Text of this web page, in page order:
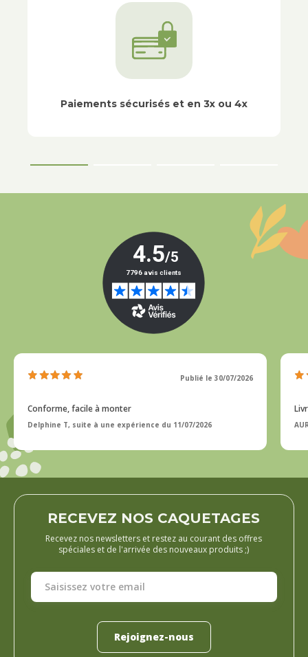
Paiements sécurisés et en 3x ou 4x
Publié le 30/07/2026
Conforme, facile à monter
Delphine T, suite à une expérience du 11/07/2026
RECEVEZ NOS CAQUETAGES
Recevez nos newsletters et restez au courant des offres
spéciales et de l'arrivée des nouveaux produits ;)
Rejoignez-nous